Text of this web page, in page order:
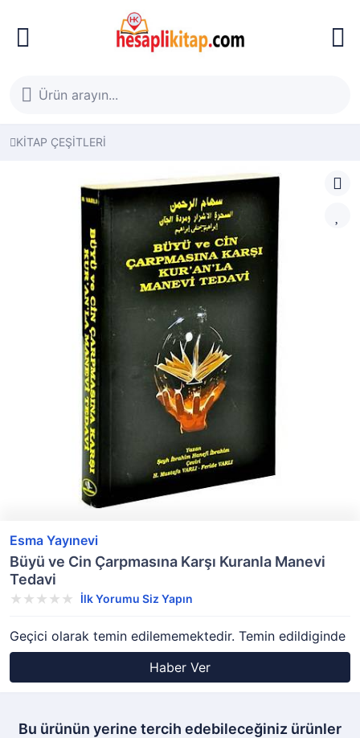
KİTAP ÇEŞİTLERİ
Esma Yayınevi
Büyü ve Cin Çarpmasına Karşı Kuranla Manevi
Tedavi
İlk Yorumu Siz Yapın
Geçici olarak temin edilememektedir. Temin edildiginde
Haber Ver
Bu ürünün yerine tercih edebileceğiniz ürünler